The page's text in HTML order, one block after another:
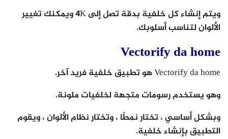
ويتم إنشاء كل خلفية بدقة تصل إلى 4K ويمكنك تغيير
الألوان لتناسب أسلوبك.
Vectorify da home
Vectorify da home هو تطبيق خلفية فريد آخر.
وهو يستخدم رسومات متجهة لخلفيات ملونة.
وبشكل أساسي ، تختار نمطًا ، وتختار نظام الألوان ، ويقوم
التطبيق بإنشاء خلفية.